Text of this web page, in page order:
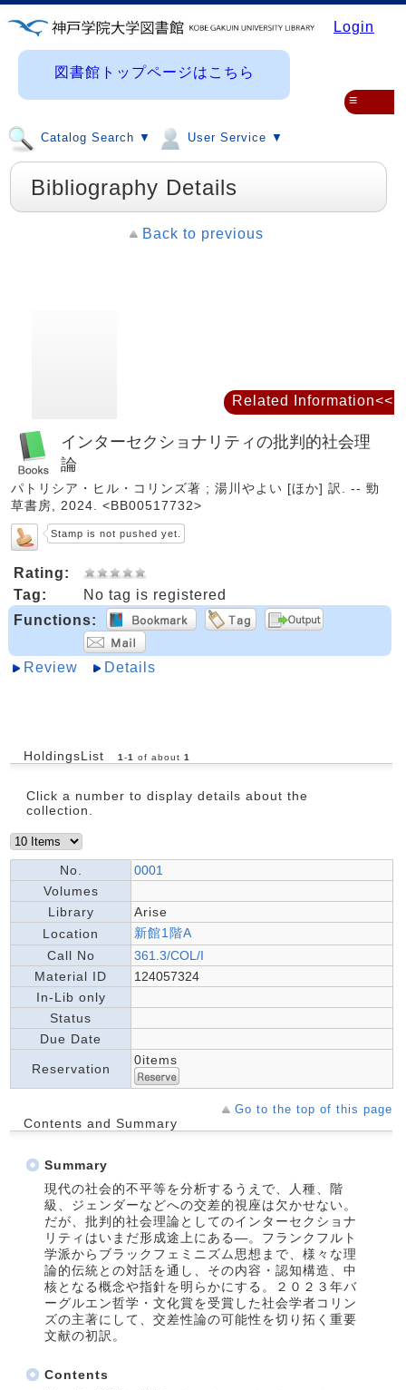
Login
図書館トップページはこちら
Catalog Search ▼ User Service ▼
≡
Bibliography Details
Back to previous
インターセクショナリティの批判的社会理
論
パトリシア・ヒル・コリンズ著 ; 湯川やよい [ほか] 訳. -- 勁
草書房, 2024. <BB00517732>
Stamp is not pushed yet.
Rating:
Tag:
No tag is registered
Functions:
Review Details
HoldingsList 1-1 of about 1
Click a number to display details about the
collection.
No.
0001
Volumes
Library
Arise
Location
新館1階A
Call No
361.3/COL/I
Material ID
124057324
In-Lib only
Status
Due Date
Reservation
0items
Go to the top of this page
Contents and Summary
Summary
現代の社会的不平等を分析するうえで、人種、階
級、ジェンダーなどへの交差的視座は欠かせない。
だが、批判的社会理論としてのインターセクショナ
リティはいまだ形成途上にある―。フランクフルト
学派からブラックフェミニズム思想まで、様々な理
論的伝統との対話を通し、その内容・認知構造、中
核となる概念や指針を明らかにする。２０２３年バ
ーグルエン哲学・文化賞を受賞した社会学者コリン
ズの主著にして、交差性論の可能性を切り拓く重要
文献の初訳。
Contents
Related Information<<